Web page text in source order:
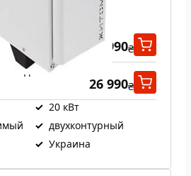
выходом
26 990₴
26 990₴
✓ 20 кВт
✓ двухконтурный
✓ Украина